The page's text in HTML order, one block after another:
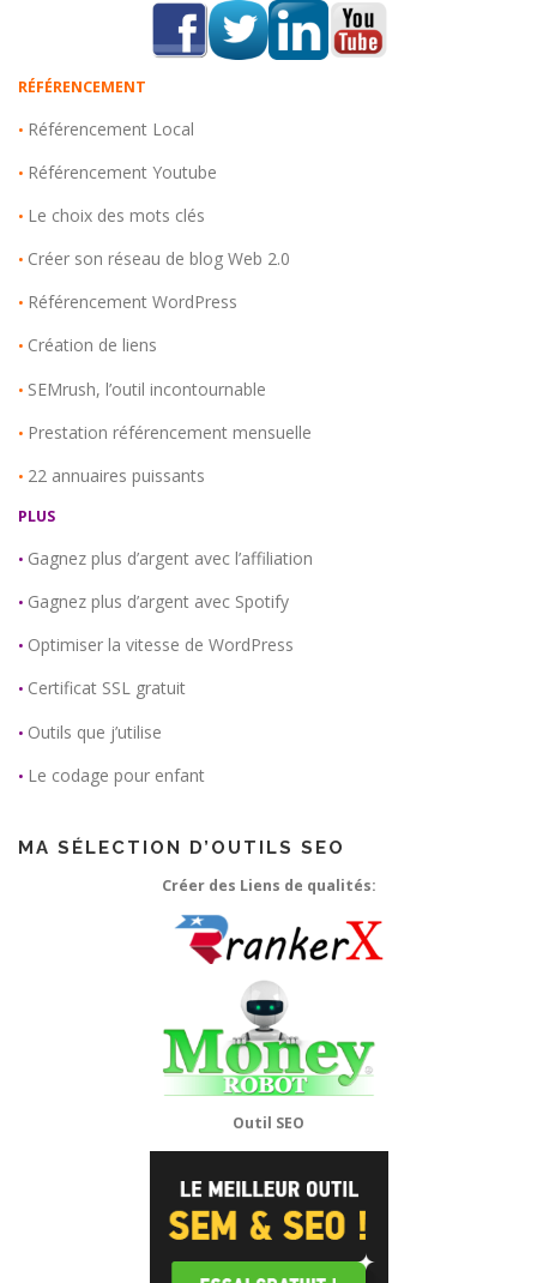
RÉFÉRENCEMENT
• Référencement Local
• Référencement Youtube
• Le choix des mots clés
• Créer son réseau de blog Web 2.0
• Référencement WordPress
• Création de liens
• SEMrush, l’outil incontournable
• Prestation référencement mensuelle
• 22 annuaires puissants
PLUS
• Gagnez plus d’argent avec l’affiliation
• Gagnez plus d’argent avec Spotify
• Optimiser la vitesse de WordPress
• Certificat SSL gratuit
• Outils que j’utilise
• Le codage pour enfant
MA SÉLECTION D’OUTILS SEO
Créer des Liens de qualités:
Outil SEO